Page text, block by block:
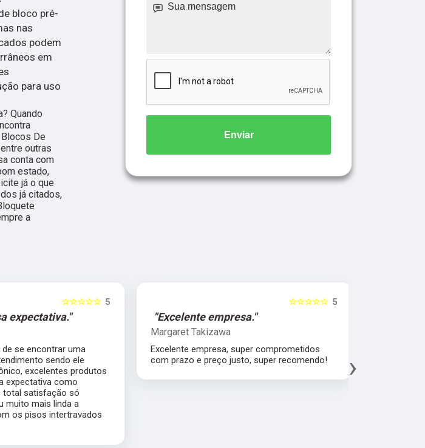
bloco pré-
nas
podem
em
para uso
Quando
De
outras
conta com
estado,
já o que
já citados,
a
Enviar
5
☆☆☆☆☆
expectativa."
se encontrar uma
sendo ele
excelentes produtos
expectativa como
total satisfação só
muito mais linda a
os pisos intertravados
5
☆☆☆☆☆
"Excelente empresa."
Margaret Takizawa
Excelente empresa, super comprometidos
com prazo e preço justo, super recomendo!
›